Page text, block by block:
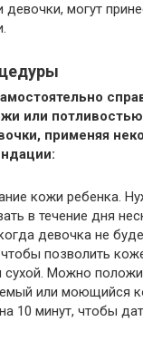
могут
или
применяя
кожи ребенка.
в течение дня
девочка не
позволить
сухой. Можно
или моющийся
10 минут, чтобы